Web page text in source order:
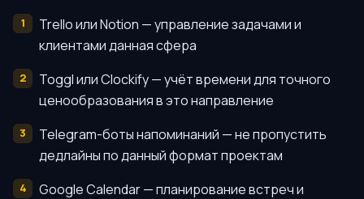
Trello или Notion — управление задачами и
клиентами данная сфера
Toggl или Clockify — учёт времени для точного
ценообразования в это направление
Telegram-боты напоминаний — не пропустить
дедлайны по данный формат проектам
Google Calendar — планирование встреч и